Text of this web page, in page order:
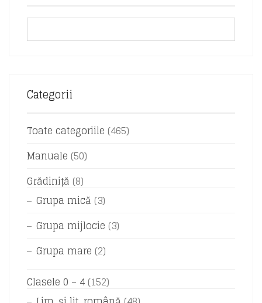
Categorii
Toate categoriile (465)
Manuale (50)
Grădiniță (8)
Grupa mică (3)
Grupa mijlocie (3)
Grupa mare (2)
Clasele 0 – 4 (152)